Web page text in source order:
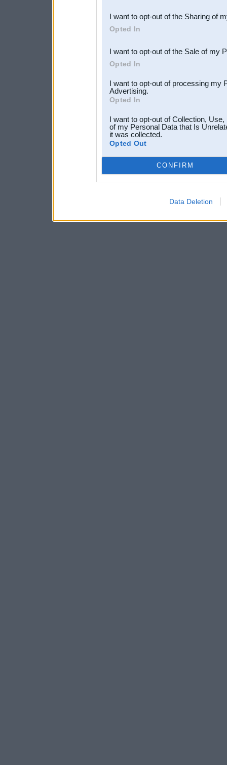
Downstream Participants
third parties.
I want to opt-out of the Sharing of
Opted In
I want to opt-out of the Sale of my
Opted In
I want to opt-out of processing my
Advertising.
Opted In
I want to opt-out of Collection,
of my Personal Data that Is
it was collected.
Opted Out
CONFIRM
Data Deletion